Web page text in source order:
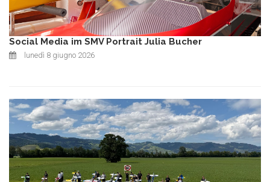
Social Media im SMV Portrait Julia Bucher
lunedì 8 giugno 2026